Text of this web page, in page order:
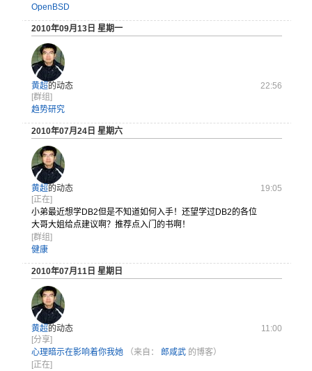
OpenBSD
2010年09月13日 星期一
黄超的动态
22:56
[群组]
趋势研究
2010年07月24日 星期六
黄超的动态
19:05
[正在]
小弟最近想学DB2但是不知道如何入手！还望学过DB2的各位
大哥大姐给点建议啊？推荐点入门的书啊！
[群组]
健康
2010年07月11日 星期日
黄超的动态
11:00
[分享]
心理暗示在影响着你我她
（来自： 郎咸武 的博客）
[正在]